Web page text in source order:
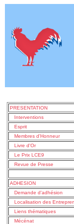
PRESENTATION
Interventions
Esprit
Membres d'Honneur
Livre d'Or
Le Prix LCE9
Revue de Presse
ADHESION
Demande d'adhésion
Localisation des
Liens thématiques
Mécénat